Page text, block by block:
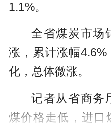
1.1%。
全省煤炭市场
涨，累计涨幅
化，总体微涨。
记者从省商务
煤价格走低，进口